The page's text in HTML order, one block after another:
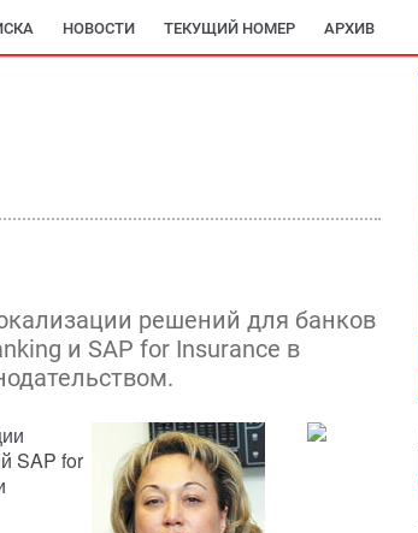
НОВОСТИ ТЕКУЩИЙ НОМЕР АРХИВ
решений для банков
и SAP for Insurance в
SAP for